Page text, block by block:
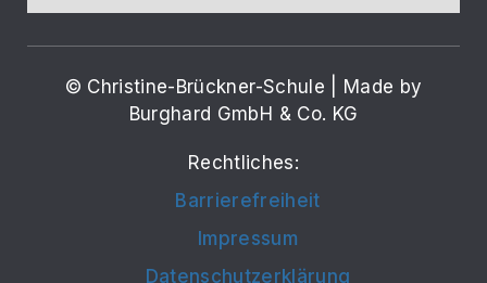
© Christine-Brückner-Schule | Made by
Burghard GmbH & Co. KG
Rechtliches:
Barrierefreiheit
Impressum
Datenschutzerklärung